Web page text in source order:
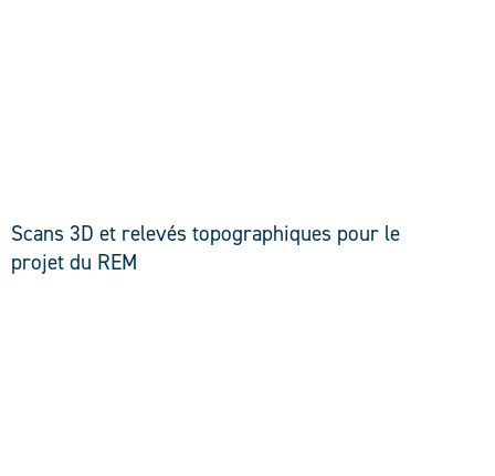
Scans 3D et relevés topographiques pour le
projet du REM